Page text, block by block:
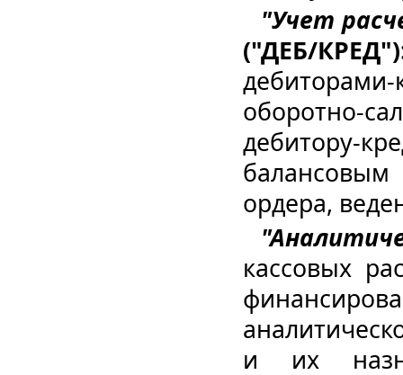
"Учет
("ДЕБ/
оборотно-
дебитору-
ордера,
кассовых
и их